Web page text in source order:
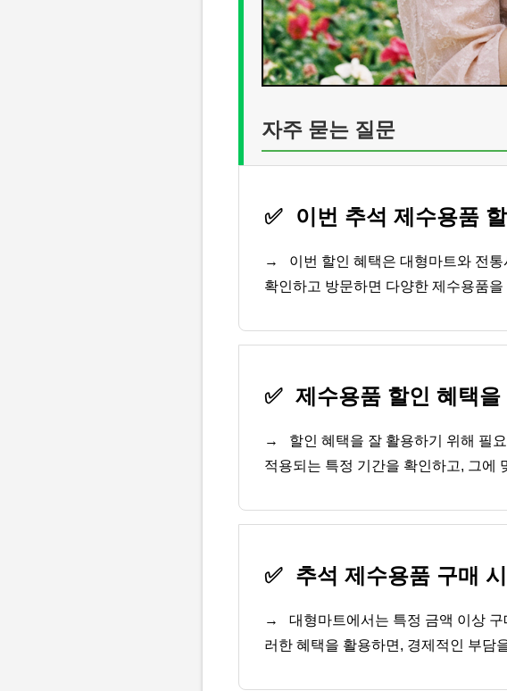
자주 묻는 질문
✅ 이번 추석 제수용품
→
이번 할인 혜택은 대형마트와 전
확인하고 방문하면 다양한 제수용품
✅ 제수용품 할인 혜택
→
할인 혜택을 잘 활용하기 위해 필
적용되는 특정 기간을 확인하고, 그에
✅ 추석 제수용품 구매
→
대형마트에서는 특정 금액 이상
러한 혜택을 활용하면, 경제적인 부담